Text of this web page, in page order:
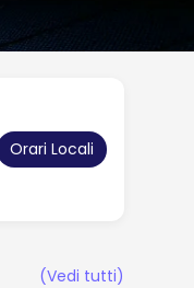
Orari Locali
(Vedi tutti)